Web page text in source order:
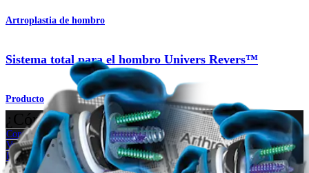
Artroplastia de hombro
Sistema total para el hombro Univers Revers™
Producto
¿Cómo podemos ayudarlo?
Contacte a un representante
Ver eventos, laboratorios y oportunidades educativas
Regístrese para recibir: ¿Qué hay de nuevo en Arthrex?
Conéctese con nosotros